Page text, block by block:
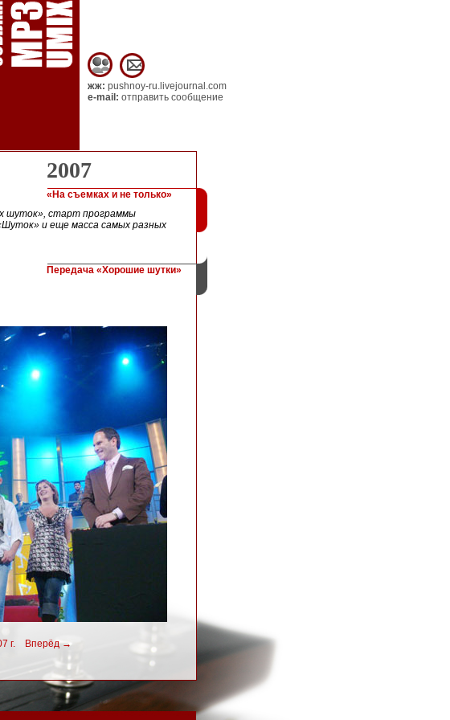
жж: pushnoy-ru.livejournal.com
e-mail: отправить сообщение
2007
«На съемках и не только»
шуток», старт программы
и еще масса самых разных
Передача «Хорошие шутки»
г. Вперёд→